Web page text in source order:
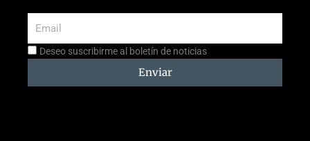
Aceptación
Deseo suscribirme al boletín de noticias
Enviar